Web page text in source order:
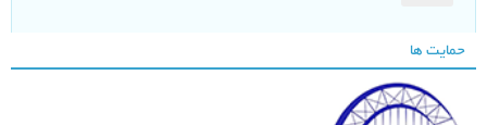
حمایت ها